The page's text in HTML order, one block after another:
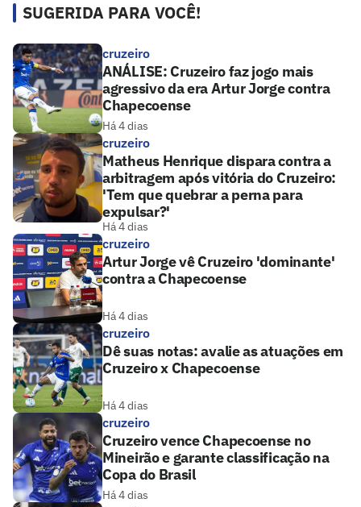
SUGERIDA PARA VOCÊ!
cruzeiro
ANÁLISE: Cruzeiro faz jogo mais
agressivo da era Artur Jorge contra
Chapecoense
Há 4 dias
cruzeiro
Matheus Henrique dispara contra a
arbitragem após vitória do Cruzeiro:
'Tem que quebrar a perna para
expulsar?'
Há 4 dias
cruzeiro
Artur Jorge vê Cruzeiro 'dominante'
contra a Chapecoense
Há 4 dias
cruzeiro
Dê suas notas: avalie as atuações em
Cruzeiro x Chapecoense
Há 4 dias
cruzeiro
Cruzeiro vence Chapecoense no
Mineirão e garante classificação na
Copa do Brasil
Há 4 dias